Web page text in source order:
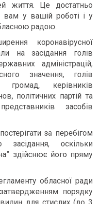
життя. Це достатньо
вам у вашій роботі і у
радою.
коронавірусної
на засідання голів
адміністрацій,
значення, голів
громад, керівників
політичних партій та
засобів
за перебігом
засідання, оскільки
здійснює його пряму
обласної ради
порядку